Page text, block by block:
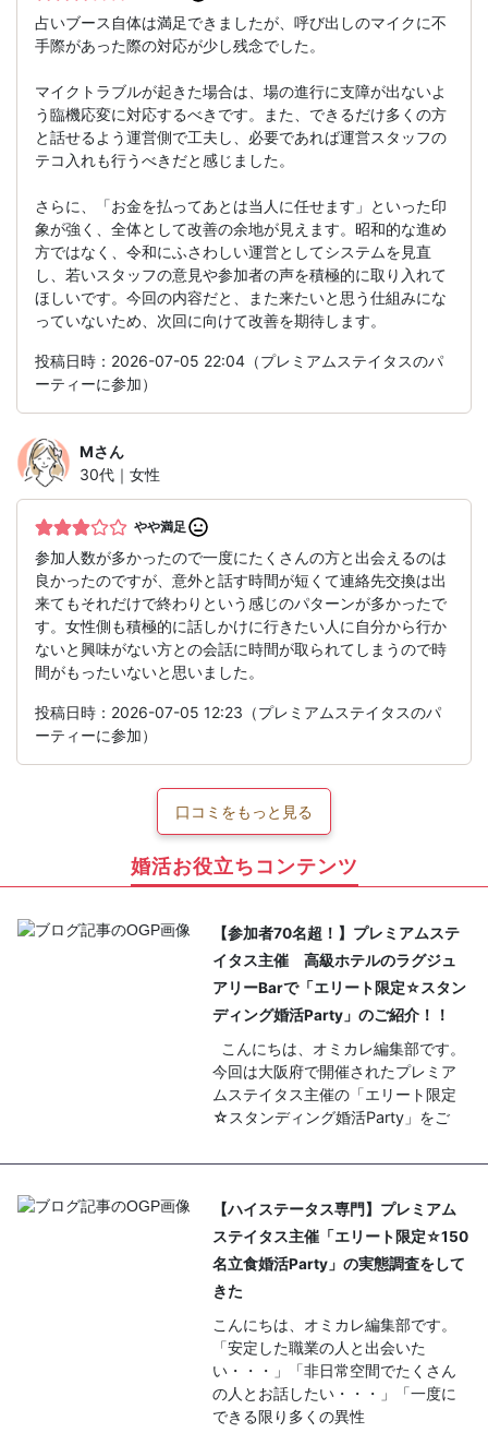
占いブース自体は満足できましたが、呼び出しのマイクに不
手際があった際の対応が少し残念でした。
マイクトラブルが起きた場合は、場の進行に支障が出ないよ
う臨機応変に対応するべきです。また、できるだけ多くの方
と話せるよう運営側で工夫し、必要であれば運営スタッフの
テコ入れも行うべきだと感じました。
さらに、「お金を払ってあとは当人に任せます」といった印
象が強く、全体として改善の余地が見えます。昭和的な進め
方ではなく、令和にふさわしい運営としてシステムを見直
し、若いスタッフの意見や参加者の声を積極的に取り入れて
ほしいです。今回の内容だと、また来たいと思う仕組みにな
っていないため、次回に向けて改善を期待します。
投稿日時：2026-07-05 22:04（プレミアムステイタスのパ
ーティーに参加）
Mさん
30代｜女性
やや満足
参加人数が多かったので一度にたくさんの方と出会えるのは
良かったのですが、意外と話す時間が短くて連絡先交換は出
来てもそれだけで終わりという感じのパターンが多かったで
す。女性側も積極的に話しかけに行きたい人に自分から行か
ないと興味がない方との会話に時間が取られてしまうので時
間がもったいないと思いました。
投稿日時：2026-07-05 12:23（プレミアムステイタスのパ
ーティーに参加）
口コミをもっと見る
婚活お役立ちコンテンツ
【参加者70名超！】プレミアムステ
イタス主催 高級ホテルのラグジュ
アリーBarで「エリート限定☆スタン
ディング婚活Party」のご紹介！！
こんにちは、オミカレ編集部です。
今回は大阪府で開催されたプレミア
ムステイタス主催の「エリート限定
☆スタンディング婚活Party」をご
【ハイステータス専門】プレミアム
ステイタス主催「エリート限定☆150
名立食婚活Party」の実態調査をして
きた
こんにちは、オミカレ編集部です。
「安定した職業の人と出会いた
い・・・」「非日常空間でたくさん
の人とお話したい・・・」「一度に
できる限り多くの異性